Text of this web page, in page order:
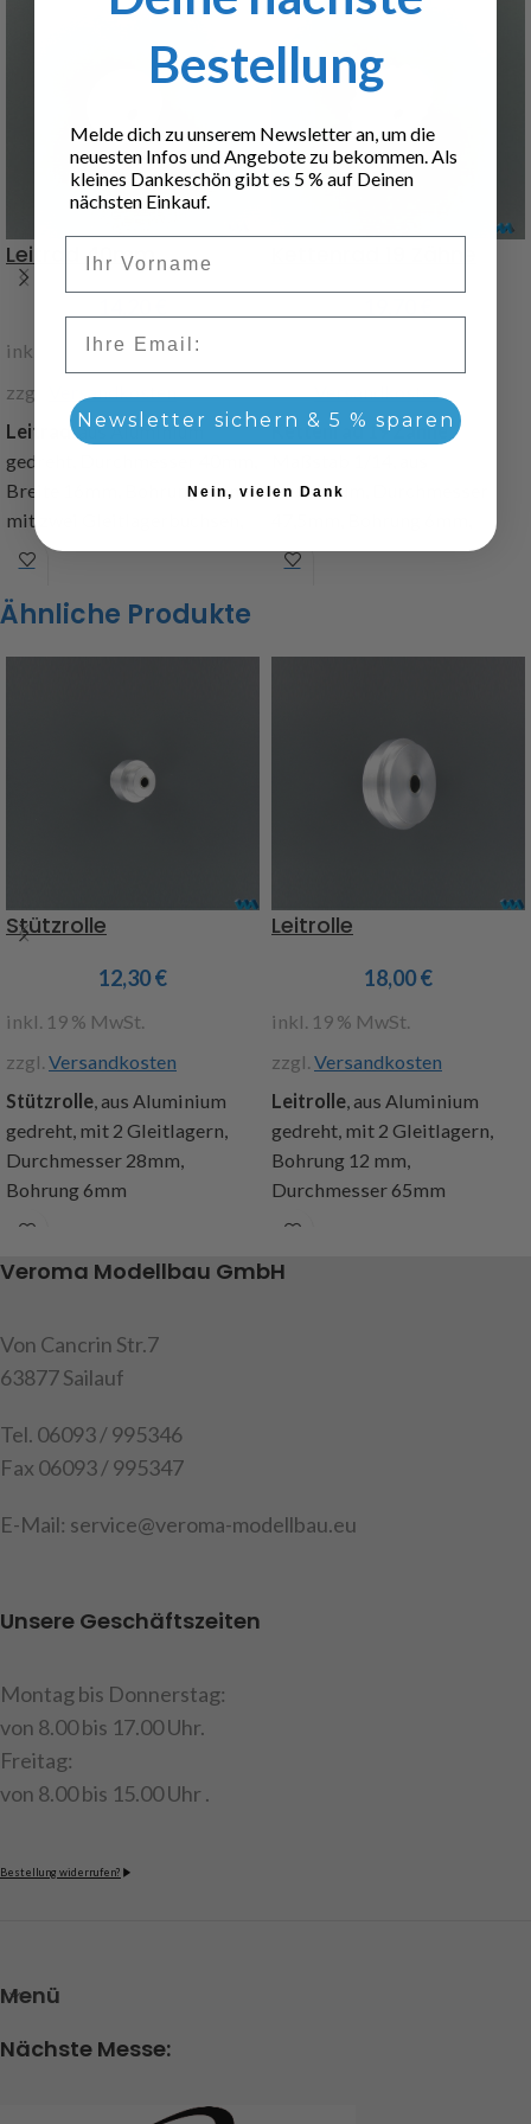
Leitrad 40mm
inkl. 19 % MwSt.
zzgl.
Leitrad, aus Aluminium
gedreht, Durchmesser 40mm,
Breite 16mm, Bohrung 6mm,
mit zwei Gleitlagerbuchsen,
Inhalt: 1 Stück
Kettenrad 19 Zähne
Aluminium, Durchmesser
Breite Verzahnung 5,5mm,
Ähnliche Produkte
Stützrolle
12,30€
inkl. 19 % MwSt.
zzgl. Versandkosten
Stützrolle, aus Aluminium
gedreht, mit 2 Gleitlagern,
Durchmesser 28mm,
Bohrung 6mm
Art.Nr. 295256
Leitrolle
18,00€
inkl. 19 % MwSt.
zzgl. Versandkosten
Leitrolle, aus Aluminium
gedreht, mit 2 Gleitlagern,
Bohrung 12 mm,
Durchmesser 65mm
Art.Nr. 295230
Veroma Modellbau GmbH
Von Cancrin Str.7
63877 Sailauf
Tel. 06093 / 995346
Fax 06093 / 995347
E-Mail: service@veroma-modellbau.eu
Unsere Geschäftszeiten
Montag bis Donnerstag:
von 8.00 bis 17.00 Uhr.
Freitag:
von 8.00 bis 15.00 Uhr .
Bestellung widerrufen?
Menü
Nächste Messe:
Bestellung
Melde dich zu unserem Newsletter an, um die
neuesten Infos und Angebote zu bekommen. Als
kleines Dankeschön gibt es 5 % auf Deinen
nächsten Einkauf.
Newsletter sichern & 5 % sparen
Nein, vielen Dank